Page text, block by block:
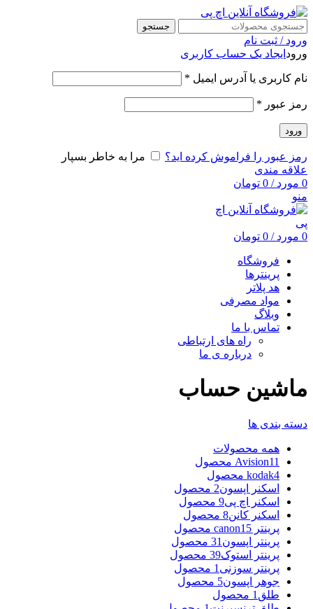
جستجو
ورود / ثبت نام
ورود ایجاد یک حساب کاربری
نام کاربری یا آدرس ایمیل *
رمز عبور *
ورود
رمز عبور را فراموش کرده اید؟
مرا به خاطر بسپار
علاقه مندی
0 مورد /
0 تومان
منو
0 مورد /
0 تومان
فروشگاه
پرینترها
هد پلاتر
مواد مصرفی
وبلاگ
تماس با ما
راه های ارتباطی
درباره ی ما
ماشین حساب
دسته بندی ها
همه محصولات
Avision11 محصول
kodak4 محصول
اسکنر اپسون2 محصول
اسکنر اچ پی9 محصول
اسکنر کانن8 محصول
پرینتر canon 15 محصول
پرینتر اپسون 31 محصول
پرینتر استوک39 محصول
پرینتر سوزنی 1 محصول
جوهر اپسون5 محصول
طلق 1 محصول